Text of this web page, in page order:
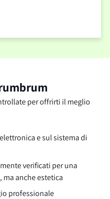
per offrirti il meglio
e sul sistema di
verificati per una
anche estetica
professionale